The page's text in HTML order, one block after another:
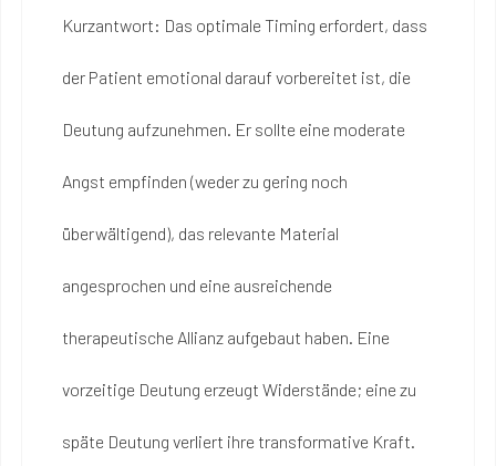
Kurzantwort: Das optimale Timing erfordert, dass
der Patient emotional darauf vorbereitet ist, die
Deutung aufzunehmen. Er sollte eine moderate
Angst empfinden (weder zu gering noch
überwältigend), das relevante Material
angesprochen und eine ausreichende
therapeutische Allianz aufgebaut haben. Eine
vorzeitige Deutung erzeugt Widerstände; eine zu
späte Deutung verliert ihre transformative Kraft.